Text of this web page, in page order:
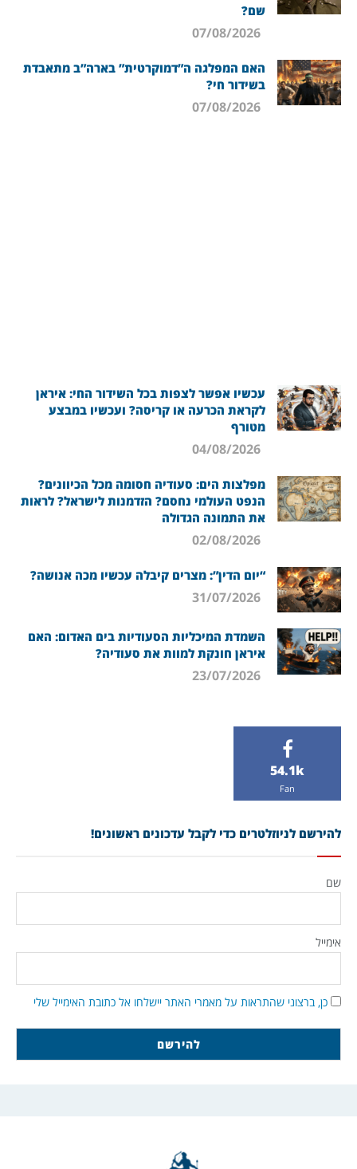
שם?
האם המפלגה ה”דמוקרטית” בארה”ב מתאבדת
בשידור חי?
עכשיו אפשר לצפות בכל השידור החי: איראן
לקראת הכרעה או קריסה? ועכשיו במבצע
מטורף
מפלצות הים: סעודיה חסומה מכל הכיוונים?
הנפט העולמי נחסם? הזדמנות לישראל? לראות
את התמונה הגדולה
“יום הדין”: מצרים קיבלה עכשיו מכה אנושה?
השמדת המיכליות הסעודיות בים האדום: האם
איראן חונקת למוות את סעודיה?
54.1k
Fan
להירשם לניוזלטרים כדי לקבל עדכונים ראשונים!
שם
אימייל
כן, ברצוני שהתראות על מאמרי האתר יישלחו אל כתובת האימייל שלי